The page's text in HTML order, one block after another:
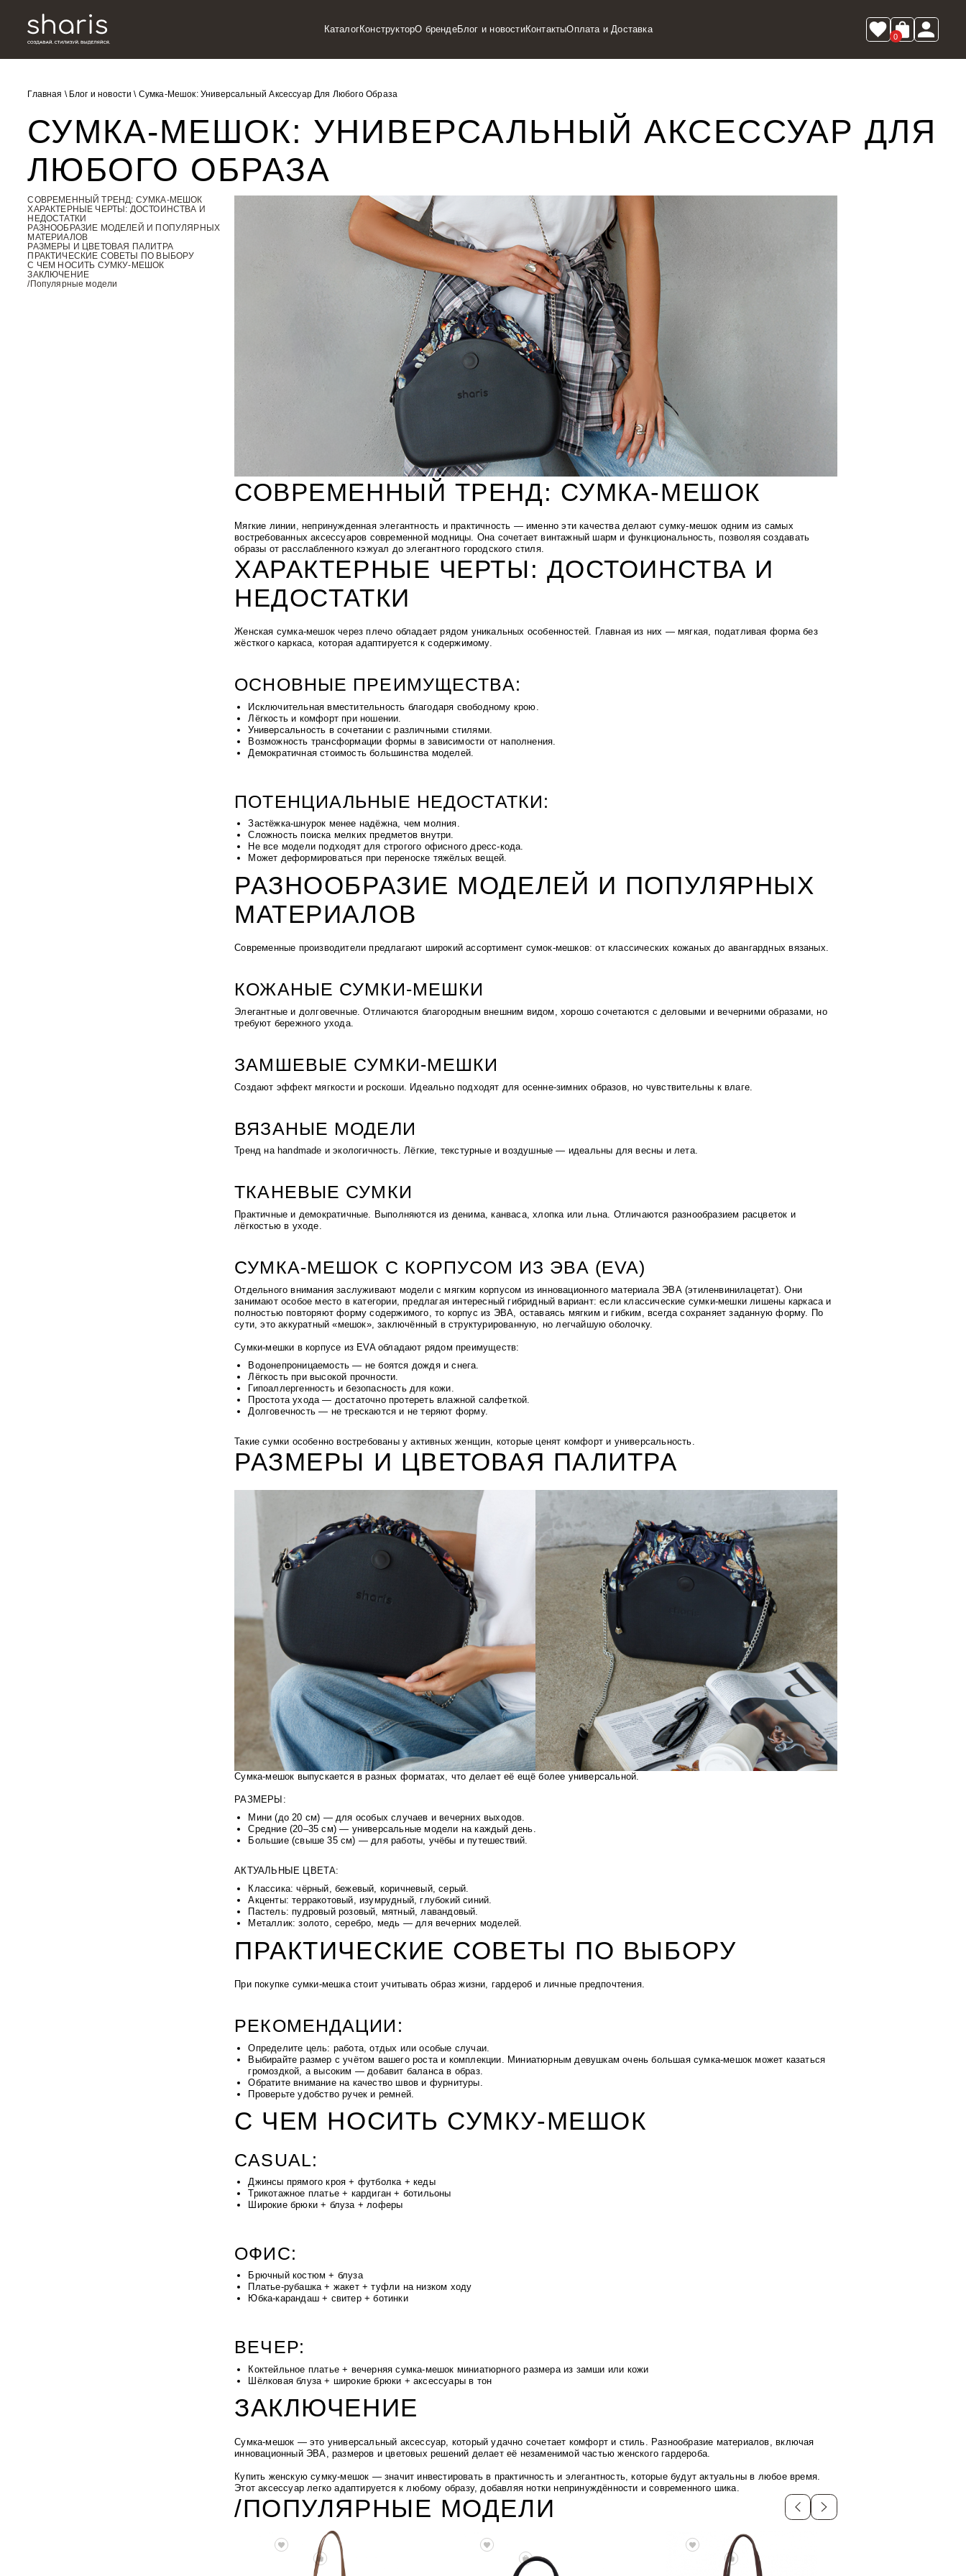
КаталогКонструкторО брендеБлог и новостиКонтактыОплата и Доставка
0
Главная \ Блог и новости \ Сумка-Мешок: Универсальный Аксессуар Для Любого Образа
СУМКА-МЕШОК: УНИВЕРСАЛЬНЫЙ АКСЕССУАР ДЛЯ
ЛЮБОГО ОБРАЗА
СОВРЕМЕННЫЙ ТРЕНД: СУМКА-МЕШОК
ХАРАКТЕРНЫЕ ЧЕРТЫ: ДОСТОИНСТВА И
НЕДОСТАТКИ
РАЗНООБРАЗИЕ МОДЕЛЕЙ И ПОПУЛЯРНЫХ
МАТЕРИАЛОВ
РАЗМЕРЫ И ЦВЕТОВАЯ ПАЛИТРА
ПРАКТИЧЕСКИЕ СОВЕТЫ ПО ВЫБОРУ
С ЧЕМ НОСИТЬ СУМКУ-МЕШОК
ЗАКЛЮЧЕНИЕ
/Популярные модели
СОВРЕМЕННЫЙ ТРЕНД: СУМКА-МЕШОК
Мягкие линии, непринужденная элегантность и практичность — именно эти качества делают сумку-мешок одним из самых
востребованных аксессуаров современной модницы. Она сочетает винтажный шарм и функциональность, позволяя создавать
образы от расслабленного кэжуал до элегантного городского стиля.
ХАРАКТЕРНЫЕ ЧЕРТЫ: ДОСТОИНСТВА И
НЕДОСТАТКИ
Женская сумка-мешок через плечо обладает рядом уникальных особенностей. Главная из них — мягкая, податливая форма без
жёсткого каркаса, которая адаптируется к содержимому.
ОСНОВНЫЕ ПРЕИМУЩЕСТВА:
Исключительная вместительность благодаря свободному крою.
Лёгкость и комфорт при ношении.
Универсальность в сочетании с различными стилями.
Возможность трансформации формы в зависимости от наполнения.
Демократичная стоимость большинства моделей.
ПОТЕНЦИАЛЬНЫЕ НЕДОСТАТКИ:
Застёжка-шнурок менее надёжна, чем молния.
Сложность поиска мелких предметов внутри.
Не все модели подходят для строгого офисного дресс-кода.
Может деформироваться при переноске тяжёлых вещей.
РАЗНООБРАЗИЕ МОДЕЛЕЙ И ПОПУЛЯРНЫХ
МАТЕРИАЛОВ
Современные производители предлагают широкий ассортимент сумок-мешков: от классических кожаных до авангардных вязаных.
КОЖАНЫЕ СУМКИ-МЕШКИ
Элегантные и долговечные. Отличаются благородным внешним видом, хорошо сочетаются с деловыми и вечерними образами, но
требуют бережного ухода.
ЗАМШЕВЫЕ СУМКИ-МЕШКИ
Создают эффект мягкости и роскоши. Идеально подходят для осенне-зимних образов, но чувствительны к влаге.
ВЯЗАНЫЕ МОДЕЛИ
Тренд на handmade и экологичность. Лёгкие, текстурные и воздушные — идеальны для весны и лета.
ТКАНЕВЫЕ СУМКИ
Практичные и демократичные. Выполняются из денима, канваса, хлопка или льна. Отличаются разнообразием расцветок и
лёгкостью в уходе.
СУМКА-МЕШОК С КОРПУСОМ ИЗ ЭВА (EVA)
Отдельного внимания заслуживают модели с мягким корпусом из инновационного материала ЭВА (этиленвинилацетат). Они
занимают особое место в категории, предлагая интересный гибридный вариант: если классические сумки-мешки лишены каркаса и
полностью повторяют форму содержимого, то корпус из ЭВА, оставаясь мягким и гибким, всегда сохраняет заданную форму. По
сути, это аккуратный «мешок», заключённый в структурированную, но легчайшую оболочку.
Сумки-мешки в корпусе из EVA обладают рядом преимуществ:
Водонепроницаемость — не боятся дождя и снега.
Лёгкость при высокой прочности.
Гипоаллергенность и безопасность для кожи.
Простота ухода — достаточно протереть влажной салфеткой.
Долговечность — не трескаются и не теряют форму.
Такие сумки особенно востребованы у активных женщин, которые ценят комфорт и универсальность.
РАЗМЕРЫ И ЦВЕТОВАЯ ПАЛИТРА
Сумка-мешок выпускается в разных форматах, что делает её ещё более универсальной.
РАЗМЕРЫ:
Мини (до 20 см) — для особых случаев и вечерних выходов.
Средние (20–35 см) — универсальные модели на каждый день.
Большие (свыше 35 см) — для работы, учёбы и путешествий.
АКТУАЛЬНЫЕ ЦВЕТА:
Классика: чёрный, бежевый, коричневый, серый.
Акценты: терракотовый, изумрудный, глубокий синий.
Пастель: пудровый розовый, мятный, лавандовый.
Металлик: золото, серебро, медь — для вечерних моделей.
ПРАКТИЧЕСКИЕ СОВЕТЫ ПО ВЫБОРУ
При покупке сумки-мешка стоит учитывать образ жизни, гардероб и личные предпочтения.
РЕКОМЕНДАЦИИ:
Определите цель: работа, отдых или особые случаи.
Выбирайте размер с учётом вашего роста и комплекции. Миниатюрным девушкам очень большая сумка-мешок может казаться
громоздкой, а высоким — добавит баланса в образ.
Обратите внимание на качество швов и фурнитуры.
Проверьте удобство ручек и ремней.
С ЧЕМ НОСИТЬ СУМКУ-МЕШОК
CASUAL:
Джинсы прямого кроя + футболка + кеды
Трикотажное платье + кардиган + ботильоны
Широкие брюки + блуза + лоферы
ОФИС:
Брючный костюм + блуза
Платье-рубашка + жакет + туфли на низком ходу
Юбка-карандаш + свитер + ботинки
ВЕЧЕР:
Коктейльное платье + вечерняя сумка-мешок миниатюрного размера из замши или кожи
Шёлковая блуза + широкие брюки + аксессуары в тон
ЗАКЛЮЧЕНИЕ
Сумка-мешок — это универсальный аксессуар, который удачно сочетает комфорт и стиль. Разнообразие материалов, включая
инновационный ЭВА, размеров и цветовых решений делает её незаменимой частью женского гардероба.
Купить женскую сумку-мешок — значит инвестировать в практичность и элегантность, которые будут актуальны в любое время.
Этот аксессуар легко адаптируется к любому образу, добавляя нотки непринуждённости и современного шика.
/ПОПУЛЯРНЫЕ МОДЕЛИ